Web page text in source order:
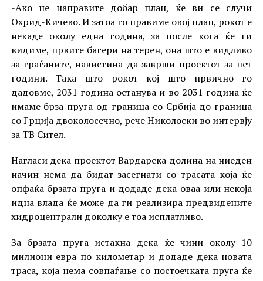
-Ако не направите добар план, ќе ви се случи
Охрид-Кичево. И затоа го правиме овој план, рокот е
некаде околу една година, за после кога ќе ги
видиме, првите багери на терен, она што е видливо
за граѓаните, навистина да заврши проектот за пет
години. Така што рокот кој што првично го
дадовме, 2031 година останува и во 2031 година ќе
имаме брза пруга од граница со Србија до граница
со Грција двоколосечно, рече Николоски во интервју
за ТВ Сител.
Нагласи дека проектот Вардарска долина на ниеден
начин нема да бидат засегнати со трасата која ќе
опфаќа брзата пруга и додаде дека оваа или некоја
идна влада ќе може да ги реализира предвидените
хидроцентрали доколку е тоа исплатливо.
За брзата пруга истакна дека ќе чини околу 10
милиони евра по километар и додаде дека новата
траса, која нема совпаѓање со постоечката пруга ќе